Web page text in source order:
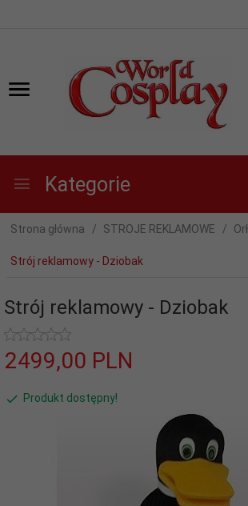
Kategorie
Strona główna STROJE REKLAMOWE
Strój reklamowy - Dziobak
Strój reklamowy - Dziobak
2499,00 PLN
Produkt dostępny!